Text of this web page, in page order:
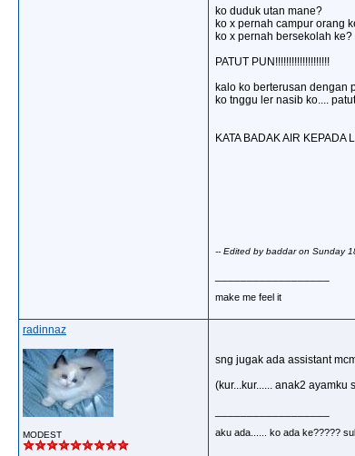
ko duduk utan mane?
ko x pernah campur orang
ko x pernah bersekolah ke?
PATUT PUN!!!!!!!!!!!!!!!!!!!!
kalo ko berterusan dengan
ko tnggu ler nasib ko....
KATA BADAK AIR KEPADA
-- Edited by baddar on Sunday
make me feel it
radinnaz
MODEST
sng jugak ada assistant
(kur...kur...... anak2
aku ada...... ko ada ke?????